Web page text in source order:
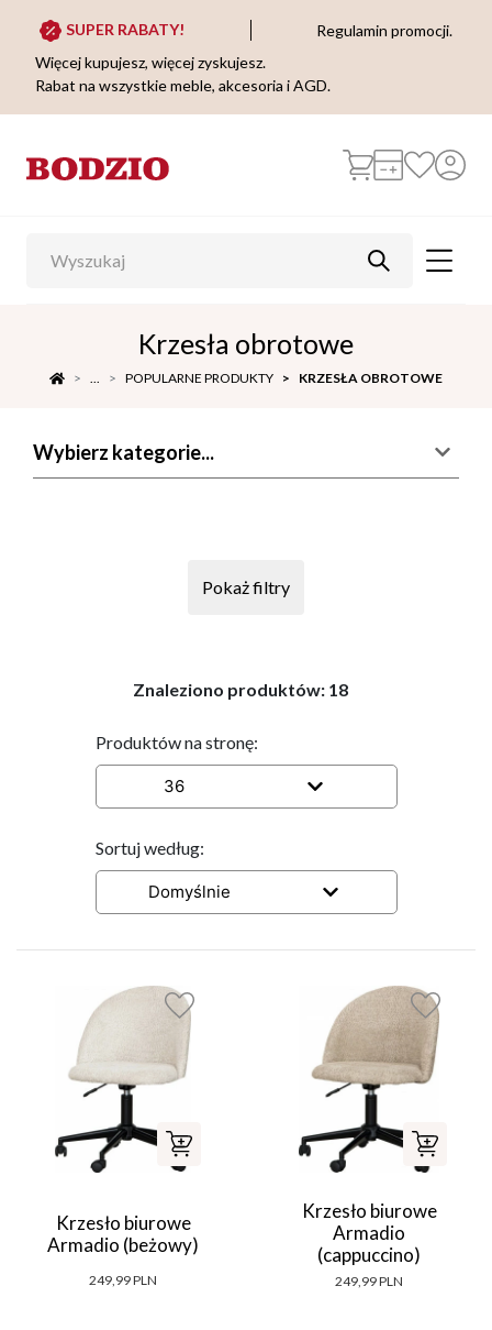
SUPER RABATY!
Regulamin promocji.
Więcej kupujesz, więcej zyskujesz.
Rabat na wszystkie meble, akcesoria i AGD.
Krzesła obrotowe
... POPULARNE PRODUKTY KRZESŁA OBROTOWE
Wybierz kategorie...
Pokaż filtry
Znaleziono produktów: 18
Produktów na stronę:
36
Sortuj według:
Domyślnie
Krzesło biurowe
Armadio (beżowy)
249,99 PLN
Krzesło biurowe
Armadio
(cappuccino)
249,99 PLN